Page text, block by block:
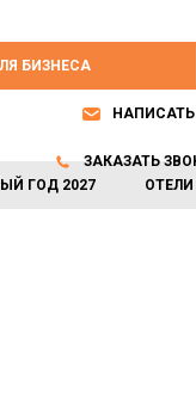
БИЗНЕСА
ГОД 2027 ОТЕЛИ
НАПИСАТЬ
ЗАКАЗАТЬ